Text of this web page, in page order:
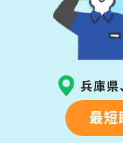
兵庫県
最短